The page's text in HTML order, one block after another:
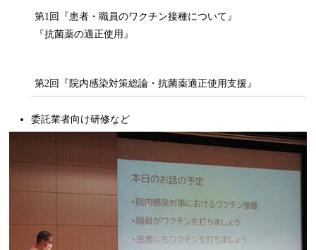
第1回『患者・職員のワクチン接種について』
『抗菌薬の適正使用』
第2回『院内感染対策総論・抗菌薬適正使用支援』
委託業者向け研修など